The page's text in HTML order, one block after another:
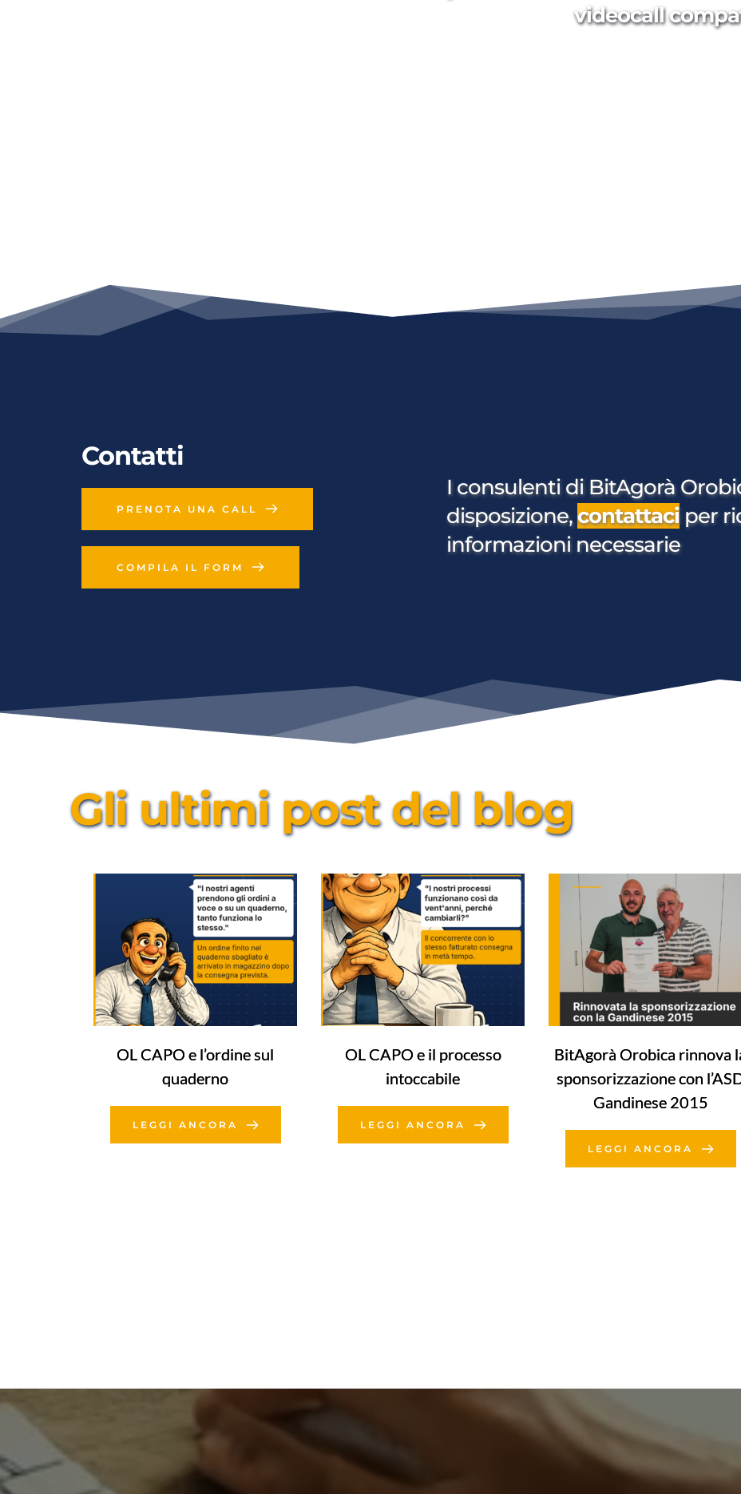
videocall
Contatti
PRENOTA UNA CALL
COMPILA IL FORM
I consulenti di BitAgorà
disposizione, contattaci per
informazioni necessarie
Gli ultimi post del blog
OL CAPO e l’ordine sul
quaderno
LEGGI ANCORA
OL CAPO e il processo
intoccabile
LEGGI ANCORA
BitAgorà Orobica rinnova
sponsorizzazione con
Gandinese 2015
LEGGI ANCORA